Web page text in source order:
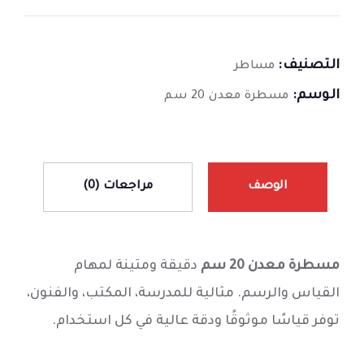
التصنيف: مساطر
الوسم: مسطرة معدن 20 سم
الوصف مراجعات (0)
مسطرة معدن 20 سم
دقيقة ومتينة لمهام
القياس والرسم. مثالية للمدرسة، المكتب، والفنون،
توفر قياسًا موثوقًا ودقة عالية في كل استخدام.